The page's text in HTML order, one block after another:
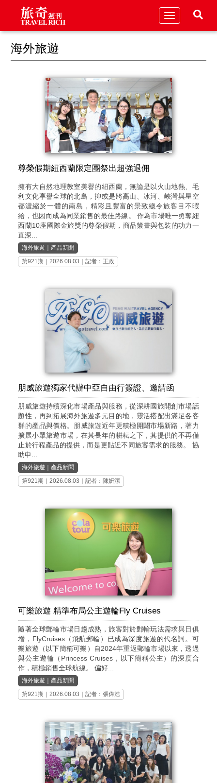
Toggle
海外旅遊
尊榮假期紐西蘭限定團祭出超強退佣
擁有大自然地理教室美譽的紐西蘭，無論是以火山地熱、毛
利文化享譽全球的北島，抑或是將高山、冰河、峽灣與星空
都濃縮於一體的南島，精彩且豐富的景致總令旅客目不暇
給，也因而成為同業銷售的最佳路線。 作為市場唯一勇奪紐
西蘭10座國際金旅獎的尊榮假期，商品策畫與包裝的功力一
直深...
海外旅遊 ｜ 產品新聞
第921期 ｜2026.08.03｜記者：王政
朋威旅遊獨家代辦中亞自由行簽證、邀請函
朋威旅遊持續深化市場產品與服務，從深耕國旅開創市場話
題性，再到拓展海外旅遊多元目的地，靈活搭配出滿足各客
群的產品與價格。朋威旅遊近年更積極開闢市場新路，著力
擴展小眾旅遊市場，在其長年的耕耘之下，其提供的不再僅
止於行程產品的提供，而是更貼近不同旅客需求的服務。 協
助申...
海外旅遊
產品新聞
第921期
｜2026.08.03｜記者：陳妍潔
可樂旅遊 精準布局公主遊輪Fly Cruises
隨著全球郵輪市場日趨成熟，旅客對於郵輪玩法需求與日俱
增，FlyCruises（飛航郵輪）已成為深度旅遊的代名詞。可
樂旅遊（以下簡稱可樂）自2024年重返郵輪市場以來，透過
與公主遊輪（Princess Cruises，以下簡稱公主）的深度合
作，積極銷售全球航線。 偏好...
海外旅遊
產品新聞
第921期
｜2026.08.03｜記者：張偉浩